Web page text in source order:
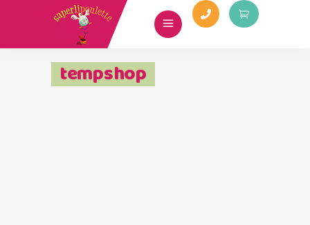
tempshop